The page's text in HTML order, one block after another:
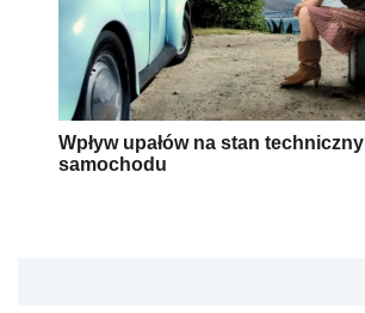
Wpływ upałów na stan techniczny
samochodu